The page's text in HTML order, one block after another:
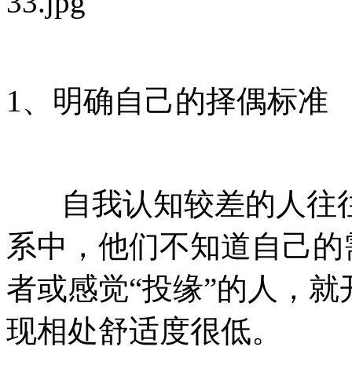
1、明确自己的择偶标准
自我认知较差的人往
系中，他们不知道自己
者或感觉“投缘”的人，
现相处舒适度很低。